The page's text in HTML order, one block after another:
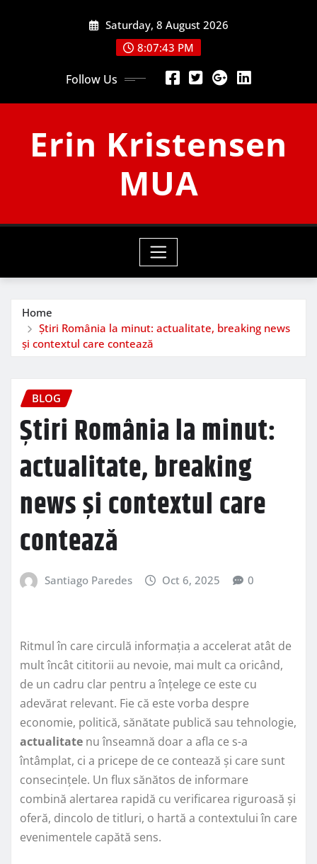
Saturday, 8 August 2026
8:07:44 PM
Follow Us
Erin Kristensen
MUA
Home
Știri România la minut: actualitate, breaking news
și contextul care contează
BLOG
Știri România la minut:
actualitate, breaking
news și contextul care
contează
Santiago Paredes Oct 6, 2025 0
Ritmul în care circulă informația a accelerat atât de
mult încât cititorii au nevoie, mai mult ca oricând,
de un cadru clar pentru a înțelege ce este cu
adevărat relevant. Fie că este vorba despre
economie, politică, sănătate publică sau tehnologie,
actualitate nu înseamnă doar a afla ce s-a
întâmplat, ci a pricepe de ce contează și care sunt
consecințele. Un flux sănătos de informare
combină alertarea rapidă cu verificarea riguroasă și
oferă, dincolo de titluri, o hartă a contextului în care
evenimentele capătă sens.